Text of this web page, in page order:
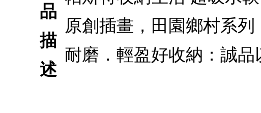
品
描
述
原創插畫，田園鄉村系
耐磨．輕盈好收納：誠品